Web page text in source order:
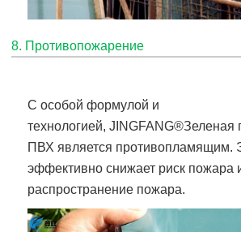
8. Противопожарение
С особой формулой и
технологией,JINGFANG®Зеленая
ПВХ является противопламящим.
эффективно снижает риск пожара
распространение пожара.